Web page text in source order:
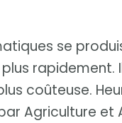
se
rapidement.
coûteuse.
Agriculture